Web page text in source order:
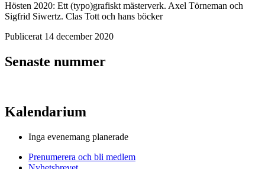
Hösten 2020: Ett (typo)grafiskt mästerverk. Axel Törneman och
Sigfrid Siwertz. Clas Tott och hans böcker
Publicerat 14 december 2020
Senaste nummer
Kalendarium
Inga evenemang planerade
Prenumerera och bli medlem